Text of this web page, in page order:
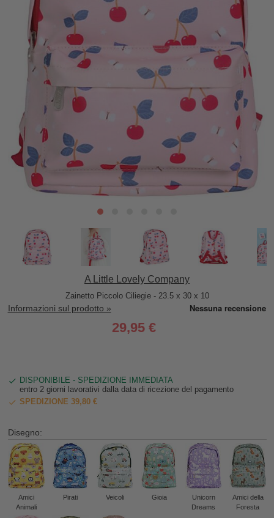
A Little Lovely Company
Zainetto Piccolo Ciliegie - 23.5 x 30 x 10
Informazioni sul prodotto »
29,95 €
DISPONIBILE - SPEDIZIONE IMMEDIATA
entro 2 giorni lavorativi dalla data di ricezione del pagamento
SPEDIZIONE 39,80 €
Disegno:
Amici
Animali
Pirati Veicoli Gioia
Unicorn
Dreams
Amici della
Foresta